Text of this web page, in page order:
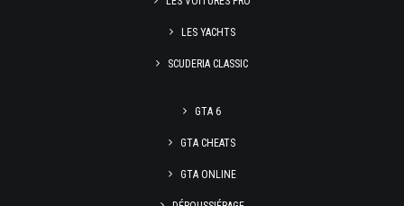
LES YACHTS
SCUDERIA CLASSIC
GTA 6
GTA CHEATS
GTA ONLINE